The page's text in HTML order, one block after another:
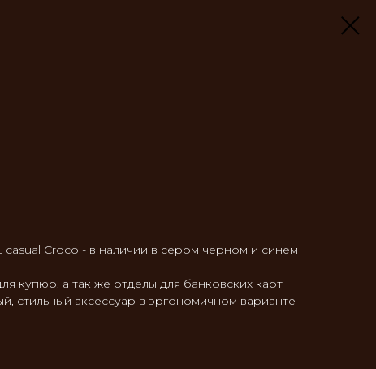
Croco - в наличии в сером черном и синем
купюр, а так же отделы для банковских карт
стильный аксессуар в эргономичном варианте